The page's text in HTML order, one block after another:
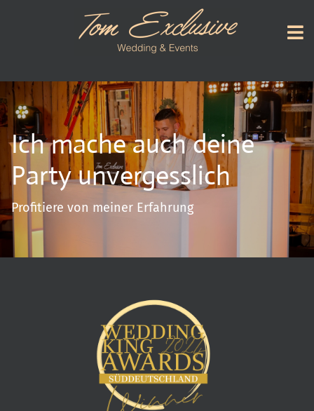
Ich mache auch deine
Party unvergesslich
Profitiere von meiner Erfahrung